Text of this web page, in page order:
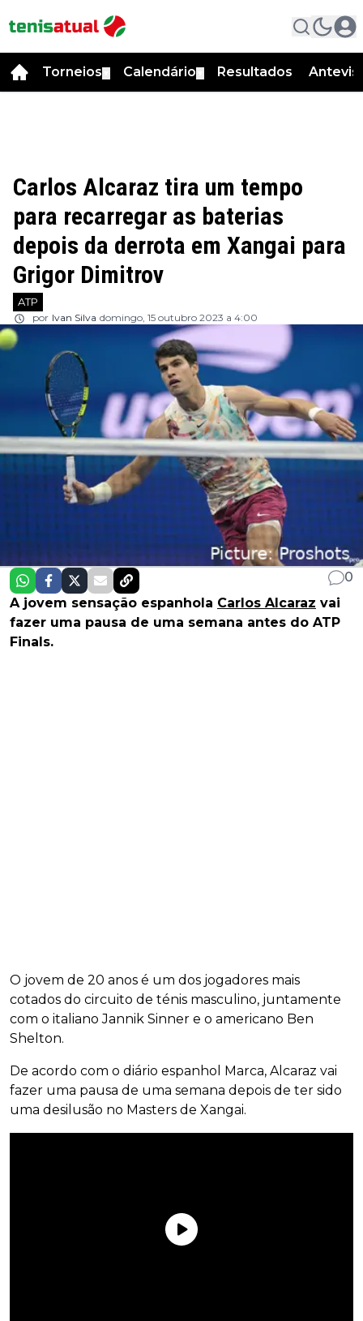
Torneios Calendário Resultados
Carlos Alcaraz tira um tempo
para recarregar as baterias
depois da derrota em Xangai para
Grigor Dimitrov
ATP
por Ivan Silva domingo, 15 outubro 2023 a 4:00
0
A jovem sensação espanhola Carlos Alcaraz vai
fazer uma pausa de uma semana antes do ATP
Finals.
O jovem de 20 anos é um dos jogadores mais
cotados do circuito de ténis masculino, juntamente
com o italiano Jannik Sinner e o americano Ben
Shelton.
De acordo com o diário espanhol Marca, Alcaraz vai
fazer uma pausa de uma semana depois de ter sido
uma desilusão no Masters de Xangai.